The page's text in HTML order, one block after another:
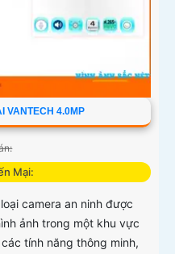
VANTECH 4.0MP
Mại:
camera an ninh được
ảnh trong một khu vực
tính năng thông minh,